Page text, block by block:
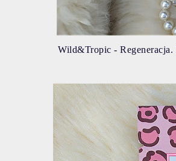
Wild&Tropic -